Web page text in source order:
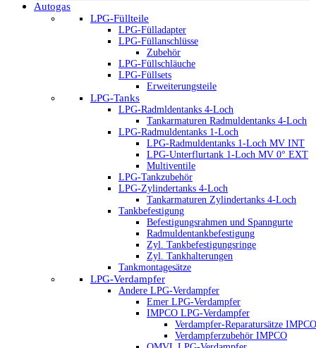
Autogas
LPG-Füllteile
LPG-Fülladapter
LPG-Füllanschlüsse
Zubehör
LPG-Füllschläuche
LPG-Füllsets
Erweiterungsteile
LPG-Tanks
LPG-Radmldentanks 4-Loch
Tankarmaturen Radmuldentanks 4-Loch
LPG-Radmuldentanks 1-Loch
LPG-Radmuldentanks 1-Loch MV INT
LPG-Unterflurtank 1-Loch MV 0° EXT
Multiventile
LPG-Tankzubehör
LPG-Zylindertanks 4-Loch
Tankarmaturen Zylindertanks 4-Loch
Tankbefestigung
Befestigungsrahmen und Spanngurte
Radmuldentankbefestigung
Zyl. Tankbefestigungsringe
Zyl. Tankhalterungen
Tankmontagesätze
LPG-Verdampfer
Andere LPG-Verdampfer
Emer LPG-Verdampfer
IMPCO LPG-Verdampfer
Verdampfer-Reparatursätze IMPCO
Verdampferzubehör IMPCO